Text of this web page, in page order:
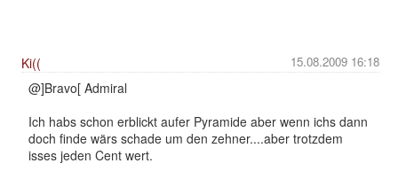
15.08.2009 16:18
Ki((
@]Bravo[ Admiral
Ich habs schon erblickt aufer Pyramide aber wenn ichs dann
doch finde wärs schade um den zehner....aber trotzdem
isses jeden Cent wert.